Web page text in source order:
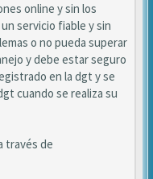
online y sin los
servicio fiable y sin
o no pueda superar
y debe estar seguro
en la dgt y se
cuando se realiza su
través de